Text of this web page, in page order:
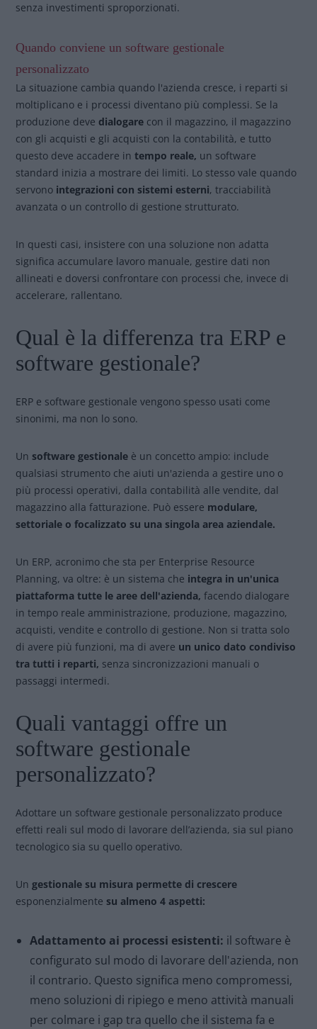
senza investimenti sproporzionati.
Quando conviene un software gestionale
personalizzato
La situazione cambia quando l'azienda cresce, i reparti si
moltiplicano e i processi diventano più complessi. Se la
produzione deve dialogare con il magazzino, il magazzino
con gli acquisti e gli acquisti con la contabilità, e tutto
questo deve accadere intempo reale, un software
standard inizia a mostrare dei limiti. Lo stesso vale quando
servono integrazioni con sistemi esterni, tracciabilità
avanzata o un controllo di gestione strutturato.
In questi casi, insistere con una soluzione non adatta
significa accumulare lavoro manuale, gestire dati non
allineati e doversi confrontare con processi che, invece di
accelerare, rallentano.
Qual è la differenza tra ERP e
software gestionale?
ERP e software gestionale vengono spesso usati come
sinonimi, ma non lo sono.
Un software gestionale è un concetto ampio: include
qualsiasi strumento che aiuti un'azienda a gestire uno o
più processi operativi, dalla contabilità alle vendite, dal
magazzino alla fatturazione. Può essere modulare,
settoriale o focalizzato su una singola area aziendale.
Un ERP, acronimo che sta per Enterprise Resource
Planning, va oltre: è un sistema che integra in un'unica
piattaforma tutte le aree dell'azienda,facendo dialogare
in tempo reale amministrazione, produzione, magazzino,
acquisti, vendite e controllo di gestione. Non si tratta solo
di avere più funzioni, ma di avere un unico dato condiviso
tra tutti i reparti, senza sincronizzazioni manuali o
passaggi intermedi.
Quali vantaggi offre un
software gestionale
personalizzato?
Adottare un software gestionale personalizzato produce
effetti reali sul modo di lavorare dell’azienda, sia sul piano
tecnologico sia su quello operativo.
Un gestionale su misura permette di crescere
esponenzialmente su almeno 4 aspetti:
Adattamento ai processi esistenti: il software è
configurato sul modo di lavorare dell'azienda, non
il contrario. Questo significa meno compromessi,
meno soluzioni di ripiego e meno attività manuali
per colmare i gap tra quello che il sistema fa e